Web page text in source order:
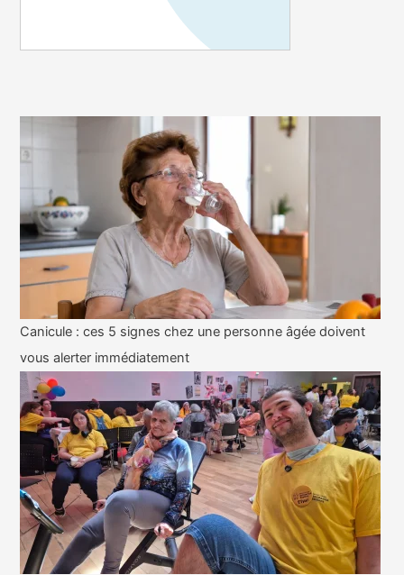
Canicule : ces 5 signes chez une personne âgée doivent
vous alerter immédiatement